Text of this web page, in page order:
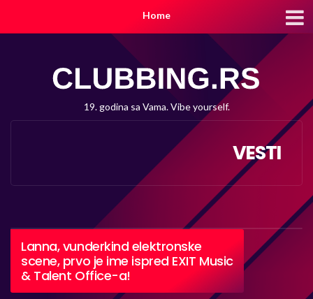
Home
19. godina sa Vama. Vibe yourself.
VESTI
Lanna, vunderkind elektronske
scene, prvo je ime ispred EXIT Music
& Talent Office-a!